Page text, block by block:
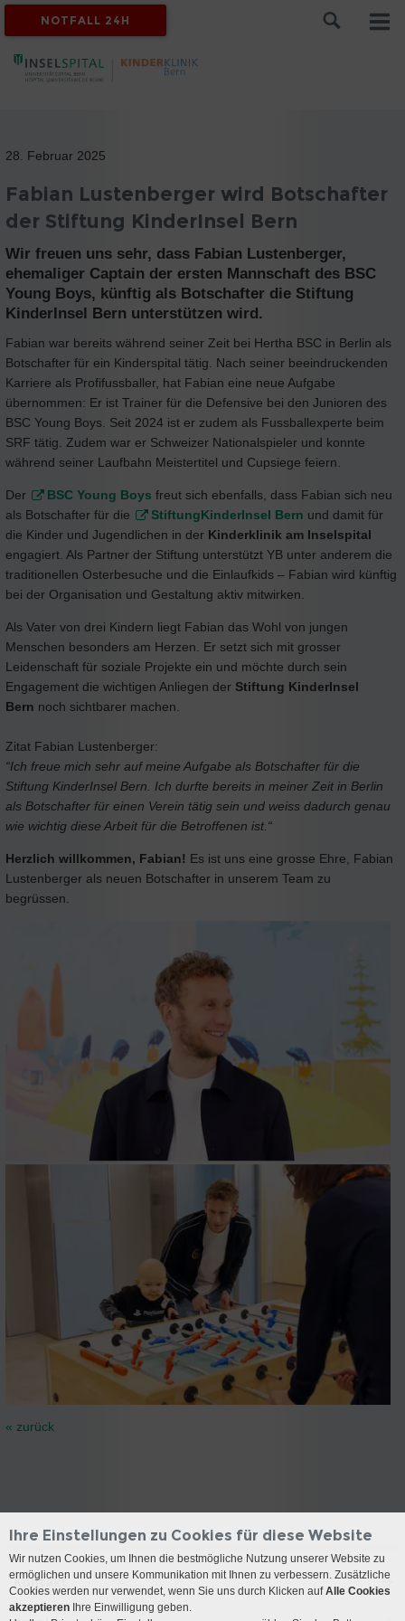
NOTFALL 24H
28. Februar 2025
Fabian Lustenberger wird Botschafter
der Stiftung KinderInsel Bern
Wir freuen uns sehr, dass Fabian Lustenberger,
ehemaliger Captain der ersten Mannschaft des BSC
Young Boys, künftig als Botschafter die Stiftung
KinderInsel Bern unterstützen wird.
Fabian war bereits während seiner Zeit bei Hertha BSC in Berlin als
Botschafter für ein Kinderspital tätig. Nach seiner beeindruckenden
Karriere als Profifussballer, hat Fabian eine neue Aufgabe
übernommen: Er ist Trainer für die Defensive bei den Junioren des
BSC Young Boys. Seit 2024 ist er zudem als Fussballexperte beim
SRF tätig. Zudem war er Schweizer Nationalspieler und konnte
während seiner Laufbahn Meistertitel und Cupsiege feiern.
Der BSC Young Boys freut sich ebenfalls, dass Fabian sich neu
als Botschafter für die
StiftungKinderInsel Bern und damit für
die Kinder und Jugendlichen in der Kinderklinik am Inselspital
engagiert. Als Partner der Stiftung unterstützt YB unter anderem die
traditionellen Osterbesuche und die Einlaufkids – Fabian wird künftig
bei der Organisation und Gestaltung aktiv mitwirken.
Als Vater von drei Kindern liegt Fabian das Wohl von jungen
Menschen besonders am Herzen. Er setzt sich mit grosser
Leidenschaft für soziale Projekte ein und möchte durch sein
Engagement die wichtigen Anliegen der Stiftung KinderInsel
Bern noch sichtbarer machen.
Zitat Fabian Lustenberger:
“Ich freue mich sehr auf meine Aufgabe als Botschafter für die
Stiftung KinderInsel Bern. Ich durfte bereits in meiner Zeit in Berlin
als Botschafter für einen Verein tätig sein und weiss dadurch genau
wie wichtig diese Arbeit für die Betroffenen ist.“
Herzlich willkommen, Fabian! Es ist uns eine grosse Ehre, Fabian
Lustenberger als neuen Botschafter in unserem Team zu
begrüssen.
« zurück
Kontakt
Ihre Einstellungen zu Cookies für diese Website
Wir nutzen Cookies, um Ihnen die bestmögliche Nutzung unserer Website zu
ermöglichen und unsere Kommunikation mit Ihnen zu verbessern. Zusätzliche
Cookies werden nur verwendet, wenn Sie uns durch Klicken aufAlle Cookies
akzeptieren Ihre Einwilligung geben.